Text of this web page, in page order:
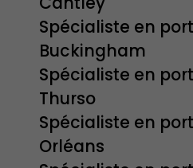
Spécialiste en
Buckingham
Spécialiste en
Thurso
Spécialiste en
Orléans